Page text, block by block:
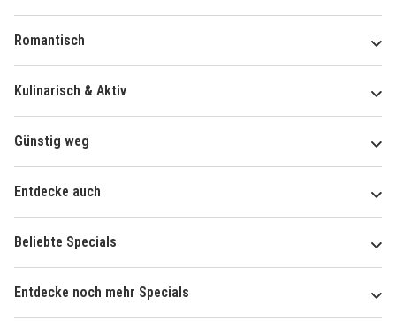
Romantisch
Kulinarisch & Aktiv
Günstig weg
Entdecke auch
Beliebte Specials
Entdecke noch mehr Specials